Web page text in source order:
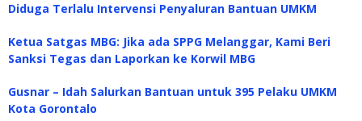
Diduga Terlalu Intervensi Penyaluran Bantuan UMKM
Ketua Satgas MBG: Jika ada SPPG Melanggar, Kami Beri
Sanksi Tegas dan Laporkan ke Korwil MBG
Gusnar – Idah Salurkan Bantuan untuk 395 Pelaku UMKM
Kota Gorontalo